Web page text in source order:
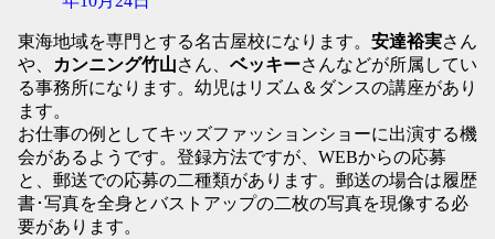
東海地域を専門とする名古屋校になります。 安達裕実さん
や、
カンニング竹山さん、 ベッキーさんなどが所属してい
る事務所になります。幼児はリズム＆ダンスの講座があり
ます。
お仕事の例としてキッズファッションショーに出演する機
会があるようです。登録方法ですが、WEBからの応募
と、郵送での応募の二種類があります。郵送の場合は履歴
書･写真を全身とバストアップの二枚の写真を現像する必
要があります。